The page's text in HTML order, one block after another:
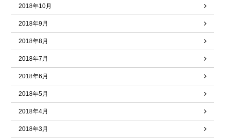
2018年10月
2018年9月
2018年8月
2018年7月
2018年6月
2018年5月
2018年4月
2018年3月